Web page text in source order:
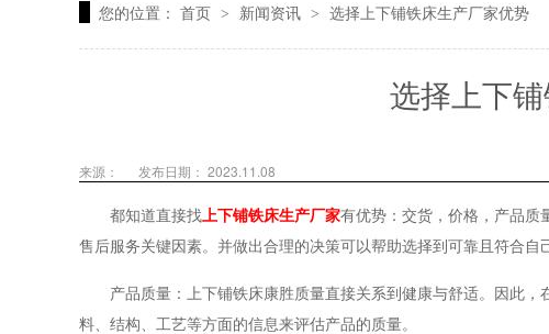
您的位置： 首页 > 新闻资讯 > 选择上下铺铁床生产厂家优势
选择上下
来源： 发布日期： 2023.11.08
都知道直接找上下铺铁床生产厂家有优势：交货，价格，产品质
售后服务关键因素。并做出合理的决策可以帮助选择到可靠且符合
产品质量：上下铺铁床康胜质量直接关系到健康与舒适。因此
料、结构、工艺等方面的信息来评估产品的质量。